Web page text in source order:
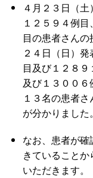
４月２３日（土
１２５９４例
目の患者さん
２４日（日）
目及び１２８
及び１３００
１３名の患者
が分かりました。
なお、患者が
きていること
いただきます。